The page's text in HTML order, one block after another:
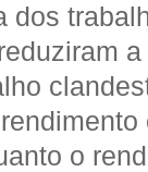
dos
o